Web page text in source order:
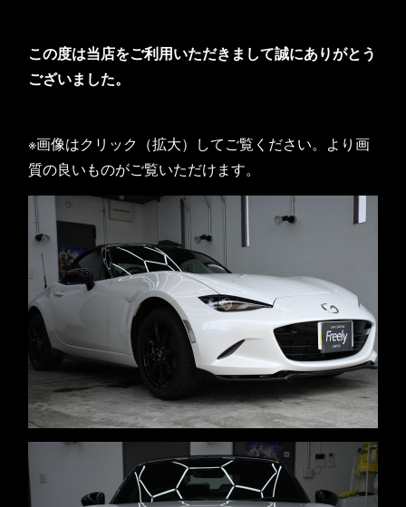
この度は当店をご利用いただきまして誠にありがとう
ございました。
※画像はクリック（拡大）してご覧ください。より画
質の良いものがご覧いただけます。